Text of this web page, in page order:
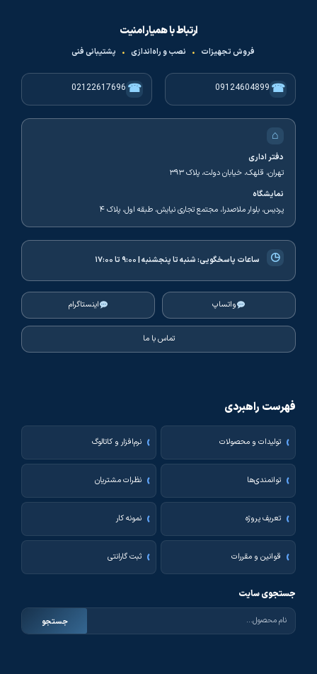
ارتباط با همیار امنیت
فروش تجهیزات • نصب و راه‌اندازی • پشتیبانی فنی
☎
09124604899
☎
02122617696
⌂
دفتر اداری
تهران، قلهک، خیابان دولت، پلاک ۳۹۳
نمایشگاه
پردیس، بلوار ملاصدرا، مجتمع تجاری نیایش، طبقه اول، پلاک ۴
◷ ساعات پاسخگویی:شنبه تا پنجشنبه | ۹:۰۰ تا ۱۷:۰۰
واتساپ اینستاگرام
تماس با ما
فهرست راهبردی
تولیدات و محصولات نرم‌افزار و کاتالوگ
توانمندی‌ها نظرات مشتریان
تعریف پروژه نمونه کار
قوانین و مقررات ثبت گارانتی
جستجوی سایت
جستجو